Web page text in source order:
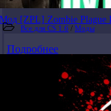
Мод [ZPL] Zombie Plague
Все для CS 1.6 / Моды
Подробнее